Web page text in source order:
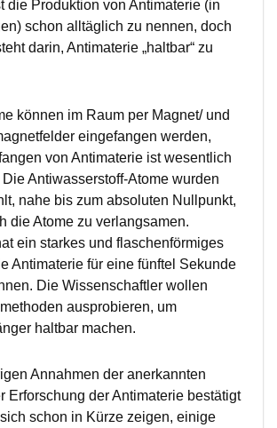
die Produktion von Antimaterie (in
schon alltäglich zu nennen, doch
darin, Antimaterie „haltbar“ zu
können im Raum per Magnet/ und
eingefangen werden,
von Antimaterie ist wesentlich
Antiwasserstoff-Atome wurden
nahe bis zum absoluten Nullpunkt,
die Atome zu verlangsamen.
ein starkes und flaschenförmiges
Antimaterie für eine fünftel Sekunde
Die Wissenschaftler wollen
ausprobieren, um
haltbar machen.
Annahmen der anerkannten
Erforschung der Antimaterie bestätigt
schon in Kürze zeigen, einige